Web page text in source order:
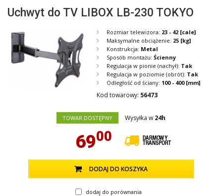
Uchwyt do TV LIBOX LB-230 TOKYO
Rozmiar telewizora: 23 - 42 [cale]
Maksymalne obciążenie: 25 [kg]
Konstrukcja: Metal
Sposób montażu: Ścienny
Regulacja w pionie (nachył): Tak
Regulacja w poziomie (obrót): Tak
Odległość od ściany: 100 - 400 [mm]
Kod towarowy: 56473
TOWAR DOSTĘPNY Wysyłka w 24h
6900
DODAJ DO KOSZYKA
dodaj do porównania